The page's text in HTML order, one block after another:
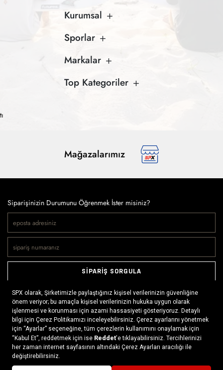
Kurumsal
Sporlar
Markalar
Top Kategoriler
Mağazalarımız
Siparişinizin Durumunu Öğrenmek İster misiniz?
SİPARİŞ SORGULA
Doğaya ve spora tutkuyla bağlı olanların markası SPX, çeşitli
kategorilerde sunduğu spor giyim ürünleri, outdoor ayakkabılar,
ekipman ve aksesuarlar ile, her yerde ve her koşulda doğayla
buluşmayı mümkün kılıyor. Daima aktif bir yaşam tarzını
benimseyenlerin ihtiyaç duyabileceği her şey, SPX’in online
mağazasında ziyaretçilerin beğenisine sunuluyor.
x